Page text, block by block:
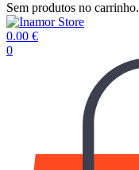
Sem produtos no carrinho.
0.00 €
0